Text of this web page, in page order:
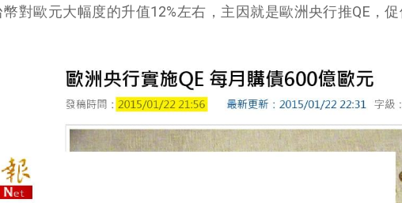
對歐元大幅度的升值12%左右，主因就是歐洲央行推QE，